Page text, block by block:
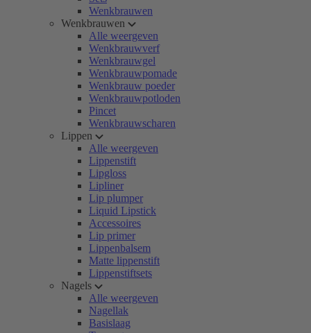
Wenkbrauwen
Wenkbrauwen
Alle weergeven
Wenkbrauwverf
Wenkbrauwgel
Wenkbrauwpomade
Wenkbrauw poeder
Wenkbrauwpotloden
Pincet
Wenkbrauwscharen
Lippen
Alle weergeven
Lippenstift
Lipgloss
Lipliner
Lip plumper
Liquid Lipstick
Accessoires
Lip primer
Lippenbalsem
Matte lippenstift
Lippenstiftsets
Nagels
Alle weergeven
Nagellak
Basislaag